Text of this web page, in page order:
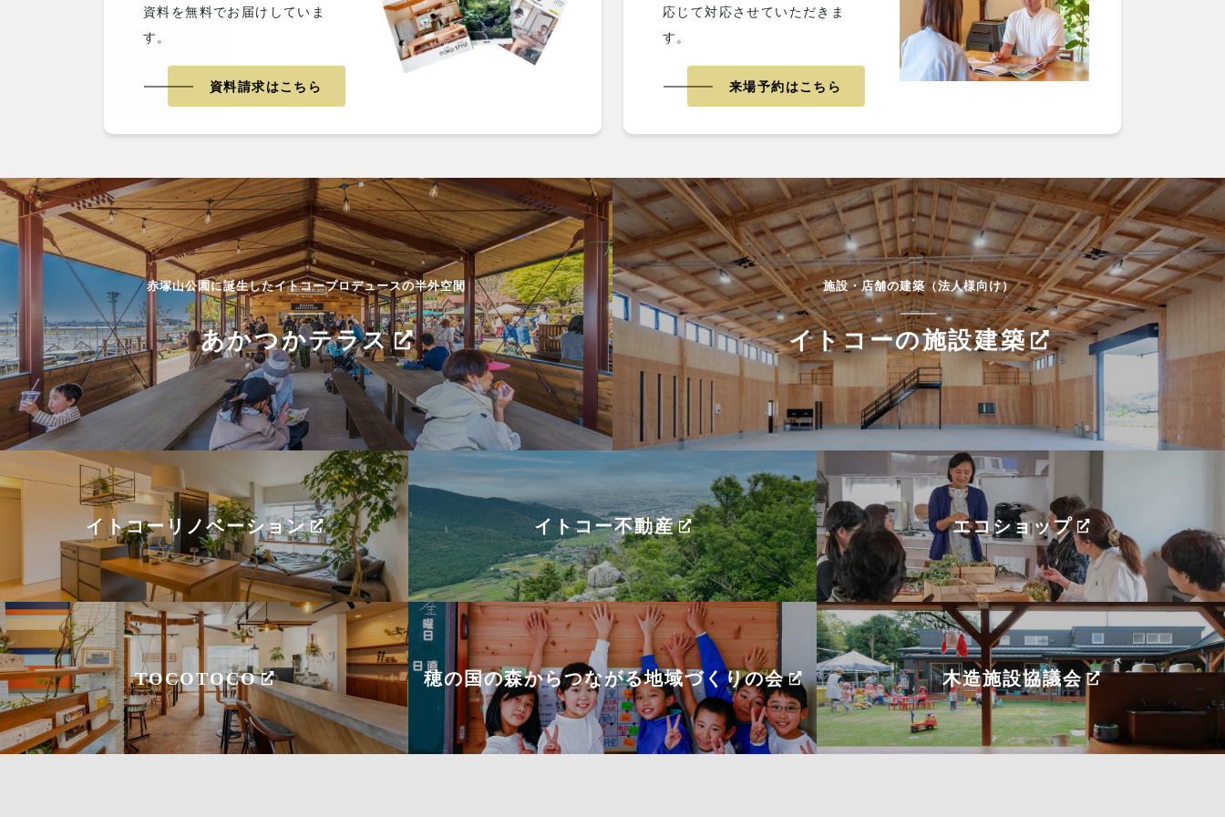
資料を無料でお届けしていま
す。
資料請求はこちら
応じて対応させていただきま
す。
来場予約はこちら
赤塚山公園に誕生したイトコープロデュースの半外空間
あかつかテラス
施設・店舗の建築（法人様向け）
イトコーの施設建築
イトコーリノベーション イトコー不動産 エコショップ
TOCOTOCO 穂の国の森からつながる地域づくりの会 木造施設協議会